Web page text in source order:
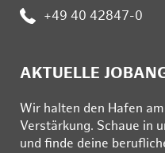
Telefon:
+49 40 42847-0
AKTUELLE
Wir hal­ten den Ha­fen
Ver­stär­kung. Schau­e in
und fin­de deine